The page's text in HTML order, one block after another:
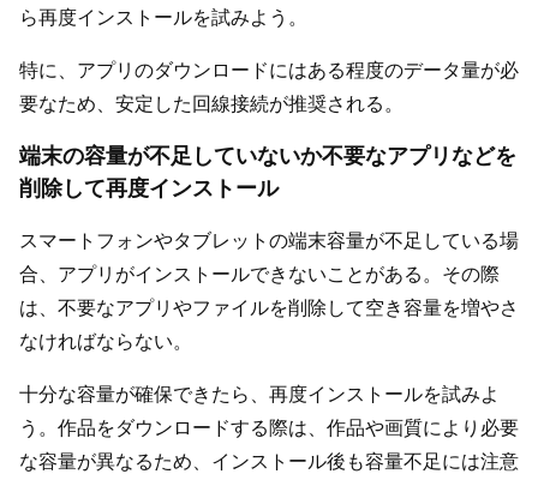
ら再度インストールを試みよう。
特に、アプリのダウンロードにはある程度のデータ量が必
要なため、安定した回線接続が推奨される。
端末の容量が不足していないか不要なアプリなどを
削除して再度インストール
スマートフォンやタブレットの端末容量が不足している場
合、アプリがインストールできないことがある。その際
は、不要なアプリやファイルを削除して空き容量を増やさ
なければならない。
十分な容量が確保できたら、再度インストールを試みよ
う。作品をダウンロードする際は、作品や画質により必要
な容量が異なるため、インストール後も容量不足には注意